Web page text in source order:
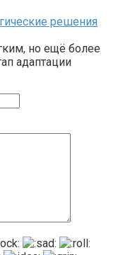
решения
но ещё более
адаптации